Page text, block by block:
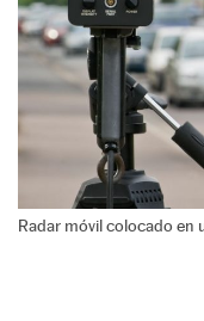
Radar móvil colocado en